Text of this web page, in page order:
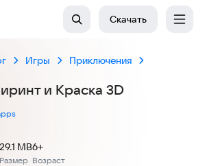
Скачать
Игры Приключения
и Краска 3D
Размер
29.1 MB
Возраст
6+